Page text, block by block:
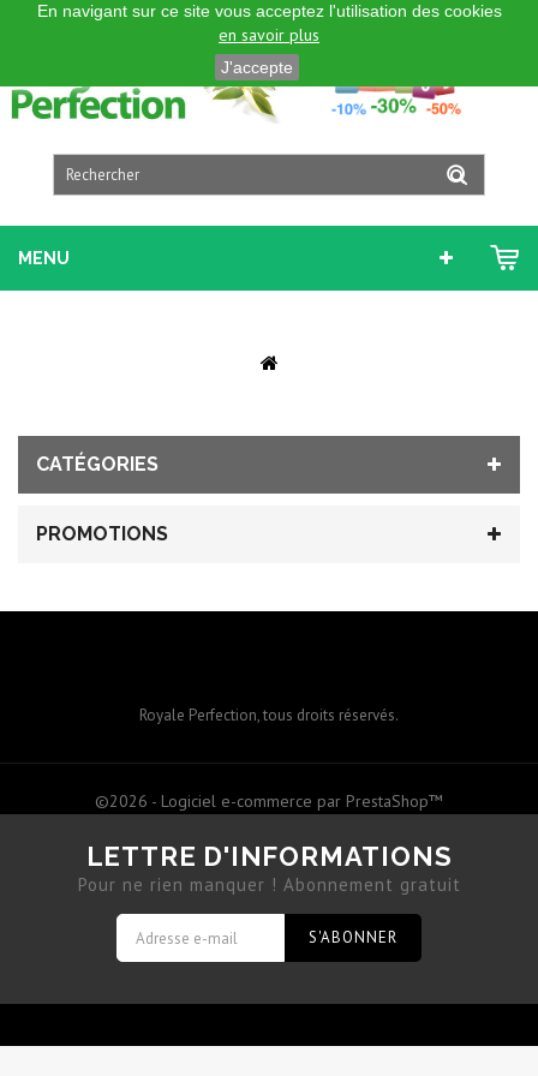
FRANÇAIS
MENU
CATÉGORIES
PROMOTIONS
Royale Perfection, tous droits réservés.
©2026 - Logiciel e-commerce par PrestaShop™
LETTRE D'INFORMATIONS
Pour ne rien manquer ! Abonnement gratuit
S'ABONNER
En navigant sur ce site vous acceptez l'utilisation des cookies
en savoir plus
J'accepte